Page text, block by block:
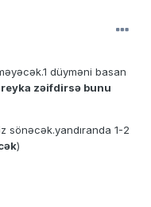
düyməni basan
zəifdirsə bunu
sönəcək.yandıranda 1-2
)